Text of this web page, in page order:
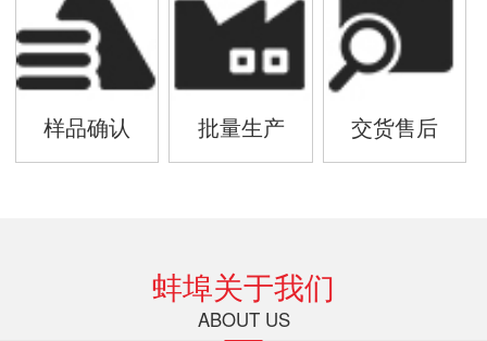
样品确认 批量生产 交货售后
蚌埠关于我们
ABOUT US